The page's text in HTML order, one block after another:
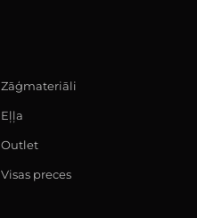
Zāģmateriāli
Eļļa
Outlet
Visas preces